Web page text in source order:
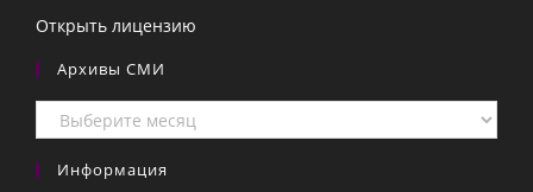
Открыть лицензию
Архивы СМИ
Архивы
СМИ
Информация